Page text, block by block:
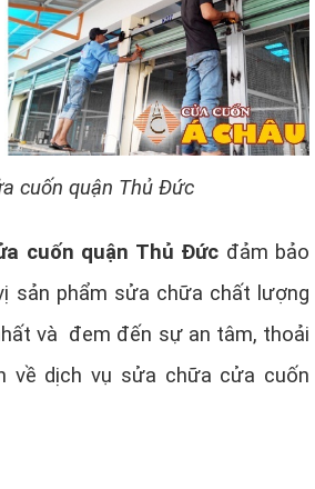
cuốn quận Thủ Đức
cuốn quận Thủ Đức đảm bảo
sản phẩm sửa chữa chất lượng
và đem đến sự an tâm, thoải
về dịch vụ sửa chữa cửa cuốn